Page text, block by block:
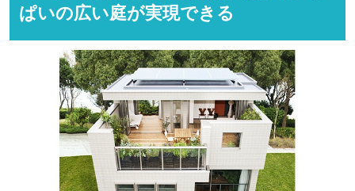
ぱいの広い庭が実現できる